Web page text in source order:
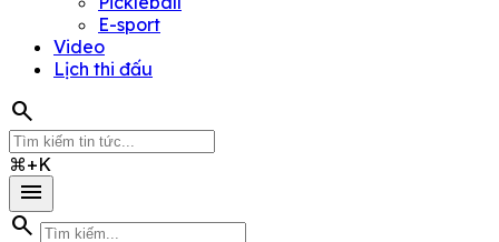
E-sport
Video
Lịch thi đấu
search
⌘+K
menu
search